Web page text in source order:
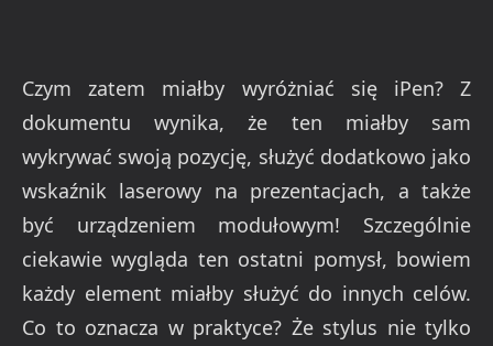
Czym zatem miałby wyróżniać się iPen? Z
dokumentu wynika, że ten miałby sam
wykrywać swoją pozycję, służyć dodatkowo jako
wskaźnik laserowy na prezentacjach, a także
być urządzeniem modułowym! Szczególnie
ciekawie wygląda ten ostatni pomysł, bowiem
każdy element miałby służyć do innych celów.
Co to oznacza w praktyce? Że stylus nie tylko